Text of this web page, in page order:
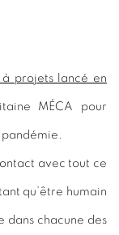
à projets lancé en
MÉCA pour
avec tout ce
qu’être humain
dans chacune des